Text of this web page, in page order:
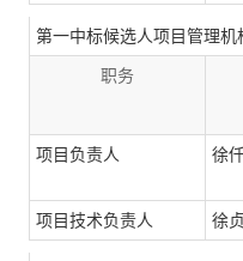
第一中标候选人项目管理机
职务
项目负责人 徐
项目技术负责人 徐